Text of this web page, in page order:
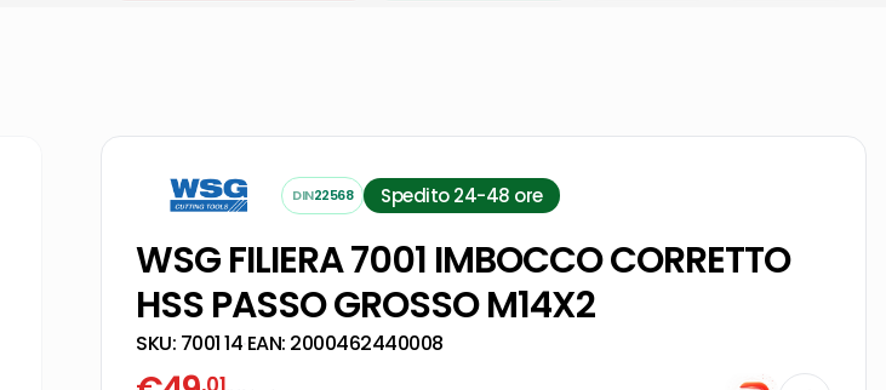
DIN22568 Spedito 24-48 ore
WSG FILIERA 7001 IMBOCCO CORRETTO
HSS PASSO GROSSO M14X2
SKU: 7001 14 EAN: 2000462440008